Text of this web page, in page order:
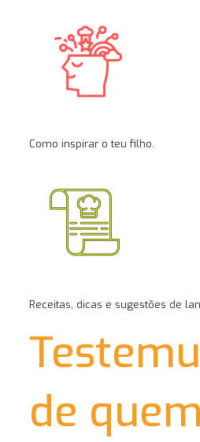
Como inspirar o teu filho.
Receitas, dicas e sugestões de
de